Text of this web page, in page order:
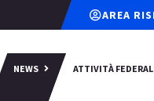
AREA
NEWS ATTIVITÀ